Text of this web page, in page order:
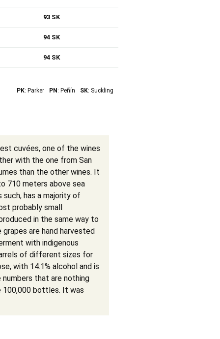
93 SK
94 SK
94 SK
PK: Parker PN : Peñín SK: Suckling
cuvées, one of the wines
with the one from San
than the other wines. It
710 meters above sea
has a majority of
probably small
in the same way to
are hand harvested
with indigenous
of different sizes for
with 14.1% alcohol and is
that are nothing
100,000 bottles. It was